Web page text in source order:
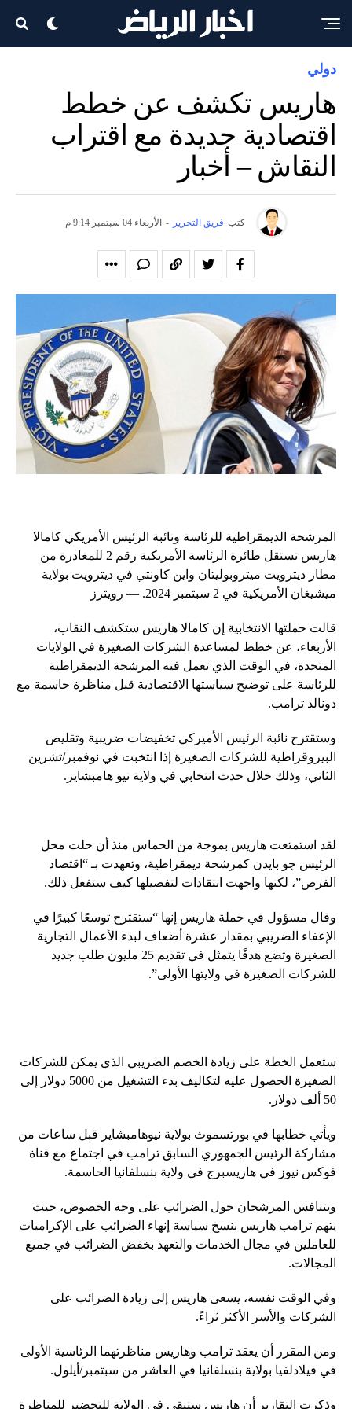
دولي
هاريس تكشف عن خطط
اقتصادية جديدة مع اقتراب
النقاش – أخبار
كتب فريق التحرير - الأربعاء 04 سبتمبر 9:14 م
المرشحة الديمقراطية للرئاسة ونائبة الرئيس الأمريكي كامالا
هاريس تستقل طائرة الرئاسة الأمريكية رقم 2 للمغادرة من
مطار ديترويت ميتروبوليتان واين كاونتي في ديترويت بولاية
ميشيغان الأمريكية في 2 سبتمبر 2024. — رويترز
قالت حملتها الانتخابية إن كامالا هاريس ستكشف النقاب،
الأربعاء، عن خطط لمساعدة الشركات الصغيرة في الولايات
المتحدة، في الوقت الذي تعمل فيه المرشحة الديمقراطية
للرئاسة على توضيح سياستها الاقتصادية قبل مناظرة حاسمة مع
دونالد ترامب.
وستقترح نائبة الرئيس الأميركي تخفيضات ضريبية وتقليص
البيروقراطية للشركات الصغيرة إذا انتخبت في نوفمبر/تشرين
الثاني، وذلك خلال حدث انتخابي في ولاية نيو هامبشاير.
لقد استمتعت هاريس بموجة من الحماس منذ أن حلت محل
الرئيس جو بايدن كمرشحة ديمقراطية، وتعهدت بـ “اقتصاد
الفرص”، لكنها واجهت انتقادات لتفصيلها كيف ستفعل ذلك.
وقال مسؤول في حملة هاريس إنها “ستقترح توسعًا كبيرًا في
الإعفاء الضريبي بمقدار عشرة أضعاف لبدء الأعمال التجارية
الصغيرة وتضع هدفًا يتمثل في تقديم 25 مليون طلب جديد
للشركات الصغيرة في ولايتها الأولى”.
ستعمل الخطة على زيادة الخصم الضريبي الذي يمكن للشركات
الصغيرة الحصول عليه لتكاليف بدء التشغيل من 5000 دولار إلى
50 ألف دولار.
ويأتي خطابها في بورتسموث بولاية نيوهامبشاير قبل ساعات من
مشاركة الرئيس الجمهوري السابق ترامب في اجتماع مع قناة
فوكس نيوز في هاريسبرج في ولاية بنسلفانيا الحاسمة.
ويتنافس المرشحان حول الضرائب على وجه الخصوص، حيث
يتهم ترامب هاريس بنسخ سياسة إنهاء الضرائب على الإكراميات
للعاملين في مجال الخدمات والتعهد بخفض الضرائب في جميع
المجالات.
وفي الوقت نفسه، يسعى هاريس إلى زيادة الضرائب على
الشركات والأسر الأكثر ثراءً.
ومن المقرر أن يعقد ترامب وهاريس مناظرتهما الرئاسية الأولى
في فيلادلفيا بولاية بنسلفانيا في العاشر من سبتمبر/أيلول.
وذكرت التقارير أن هاريس ستبقى في الولاية للتحضير للمناظرة